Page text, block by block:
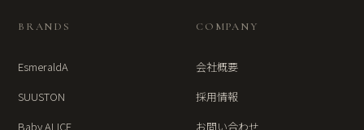
BRANDS
EsmeraldA
SUUSTON
Baby ALICE
COMPANY
会社概要
採用情報
お問い合わせ